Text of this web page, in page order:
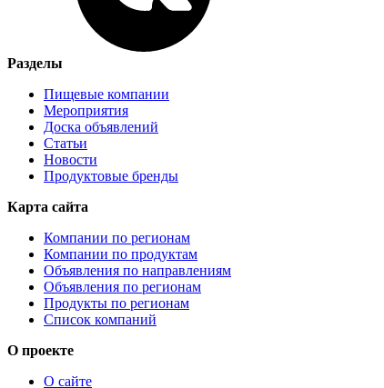
Разделы
Пищевые компании
Мероприятия
Доска объявлений
Статьи
Новости
Продуктовые бренды
Карта сайта
Компании по регионам
Компании по продуктам
Объявления по направлениям
Объявления по регионам
Продукты по регионам
Список компаний
О проекте
О сайте